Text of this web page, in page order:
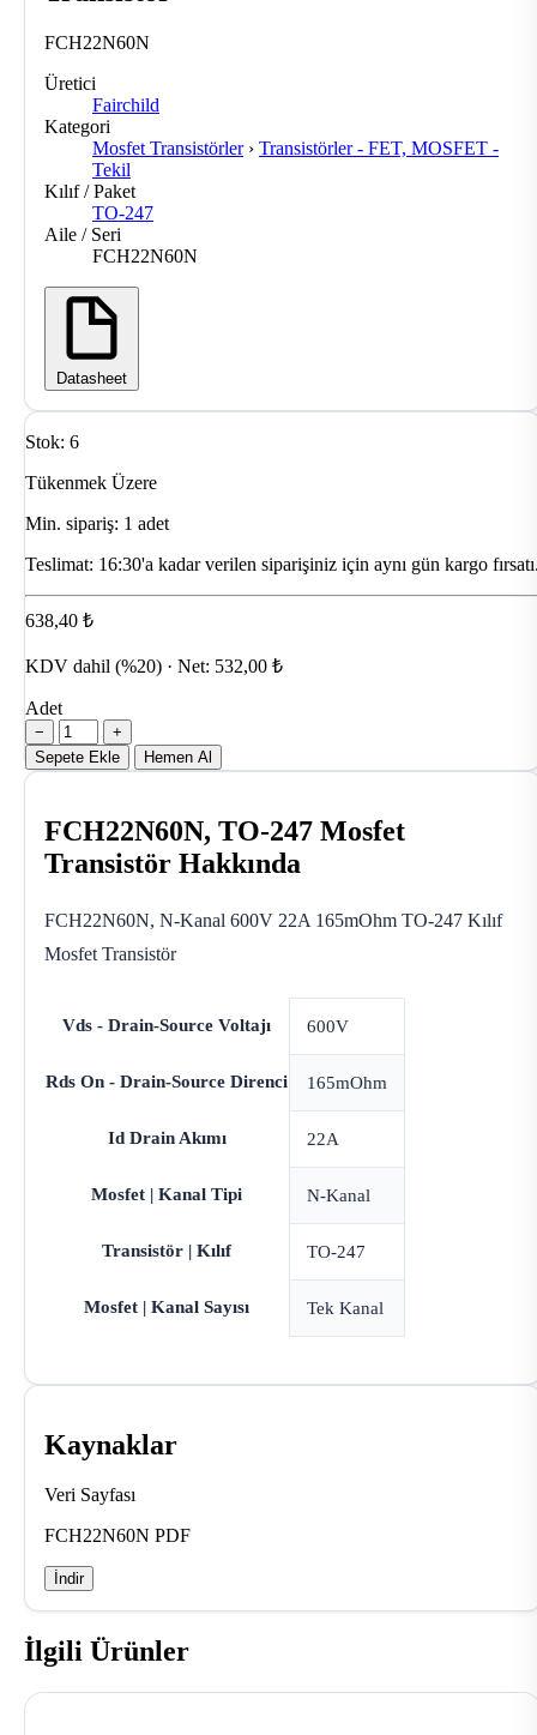
FCH22N60N
Üretici
Fairchild
Kategori
Mosfet Transistörler › Transistörler - FET, MOSFET -
Tekil
Kılıf / Paket
TO-247
Aile / Seri
FCH22N60N
Datasheet
Stok: 6
Tükenmek Üzere
Min. sipariş: 1 adet
Teslimat: 16:30'a kadar verilen siparişiniz için aynı gün kargo
638,40 ₺
KDV dahil (%20) · Net: 532,00 ₺
Adet
−
+
Sepete Ekle
Hemen Al
FCH22N60N, TO-247 Mosfet
Transistör Hakkında
FCH22N60N, N-Kanal 600V 22A 165mOhm TO-247 Kılıf
Mosfet Transistör
Vds - Drain-Source Voltajı 600V
Rds On - Drain-Source Direnci 165mOhm
Id Drain Akımı 22A
Mosfet | Kanal Tipi N-Kanal
Transistör | Kılıf TO-247
Mosfet | Kanal Sayısı Tek Kanal
Kaynaklar
Veri Sayfası
FCH22N60N PDF
İndir
İlgili Ürünler